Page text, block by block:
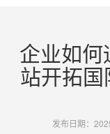
企业如
站开拓
发布日期：